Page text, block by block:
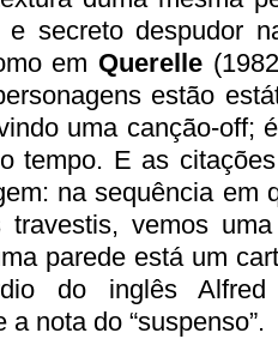
e secreto despudor
em Querelle
estão
uma canção-off;
tempo. E as
na sequência em
travestis, vemos
parede está um
do inglês
nota do “suspenso”.